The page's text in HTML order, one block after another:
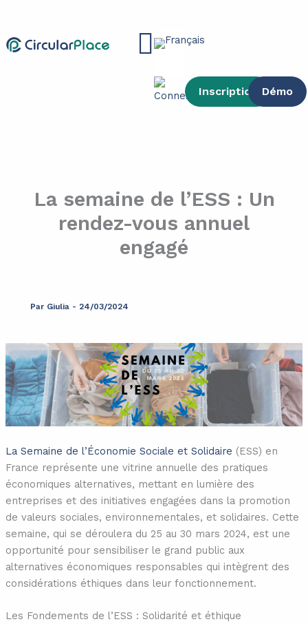
contenu
Main
Inscription Démo
La semaine de l’ESS : Un
rendez-vous annuel
engagé
Par Giulia - 24/03/2024
La Semaine de l’Économie Sociale et Solidaire (ESS) en
France représente une vitrine annuelle des pratiques
économiques alternatives, mettant en lumière des
entreprises et des initiatives engagées dans la promotion
de valeurs sociales, environnementales, et solidaires. Cette
semaine, qui se déroulera du 25 au 30 mars 2024, est une
opportunité pour sensibiliser le grand public aux
alternatives économiques responsables qui intègrent des
considérations éthiques dans leur fonctionnement.
Les Fondements de l’ESS : Solidarité et éthique